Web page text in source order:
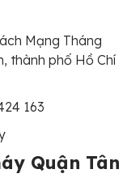
Mạng Tháng
thành phố Hồ Chí
163
Quận Tân